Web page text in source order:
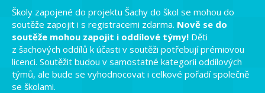
Školy zapojené do projektu Šachy do škol se mohou do
soutěže zapojit i s registracemi zdarma. Nově se do
soutěže mohou zapojit i oddílové týmy! Děti
z šachových oddílů k účasti v soutěži potřebují prémiovou
licenci. Soutěžit budou v samostatné kategorii oddílových
týmů, ale bude se vyhodnocovat i celkové pořadí společně
se školami.